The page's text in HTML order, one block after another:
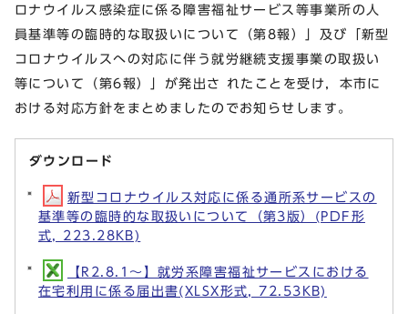
ロナウイルス感染症に係る障害福祉サービス等事業所の人
員基準等の臨時的な取扱いについて（第8報）」及び「新型
コロナウイルスへの対応に伴う就労継続支援事業の取扱い
等について（第6報）」が発出さ れたことを受け，本市に
おける対応方針をまとめましたのでお知らせします。
ダウンロード
新型コロナウイルス対応に係る通所系サービスの
基準等の臨時的な取扱いについて（第3版）(PDF形
式, 223.28KB)
【R2.8.1～】就労系障害福祉サービスにおける
在宅利用に係る届出書(XLSX形式, 72.53KB)